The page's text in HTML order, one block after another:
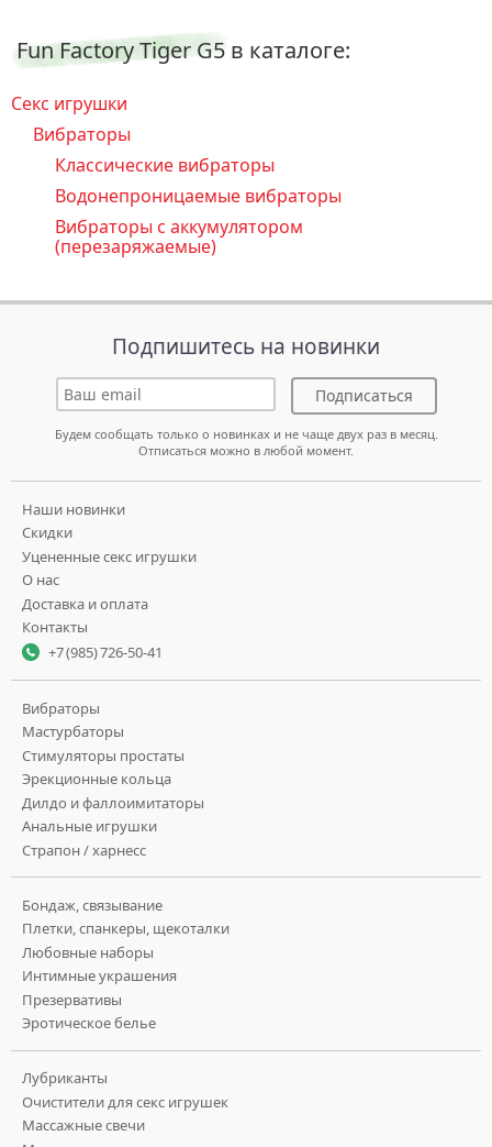
Fun Factory Tiger G5 в каталоге:
Секс игрушки
Вибраторы
Классические вибраторы
Водонепроницаемые вибраторы
Вибраторы с аккумулятором
(перезаряжаемые)
Подпишитесь на новинки
Подписаться
Будем сообщать только о новинках и не чаще двух раз в месяц.
Отписаться можно в любой момент.
Наши новинки
Скидки
Уцененные секс игрушки
О нас
Доставка и оплата
Контакты
+7 (985) 726-50-41
Вибраторы
Мастурбаторы
Стимуляторы простаты
Эрекционные кольца
Дилдо и фаллоимитаторы
Анальные игрушки
Страпон / харнесс
Бондаж, связывание
Плетки, спанкеры, щекоталки
Любовные наборы
Интимные украшения
Презервативы
Эротическое белье
Лубриканты
Очистители для секс игрушек
Массажные свечи